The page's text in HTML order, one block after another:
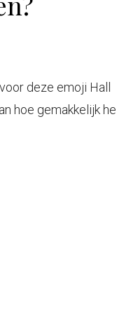
deze emoji Hall
hoe gemakkelijk he